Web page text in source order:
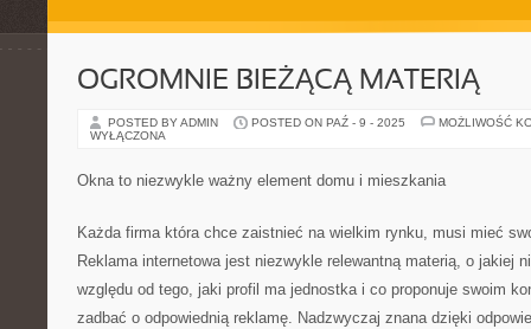
OGROMNIE BIEŻĄCĄ MATERIĄ
POSTED BY ADMIN POSTED ON PAŹ - 9 - 2025
MOŻLIWOŚĆ
WYŁĄCZONA
Okna to niezwykle ważny element domu i mieszkania
Każda firma która chce zaistnieć na wielkim rynku, musi mieć
Reklama internetowa jest niezwykle relewantną materią, o jakiej
względu od tego, jaki profil ma jednostka i co proponuje swoim
zadbać o odpowiednią reklamę. Nadzwyczaj znana dzięki